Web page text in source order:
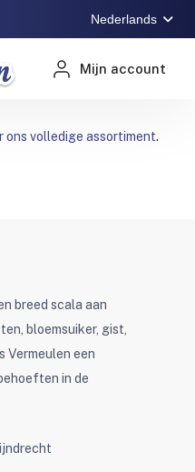
Nederlands
Mijn account
ons volledige assortiment.
breed scala aan
bloemsuiker, gist,
Vermeulen een
in de